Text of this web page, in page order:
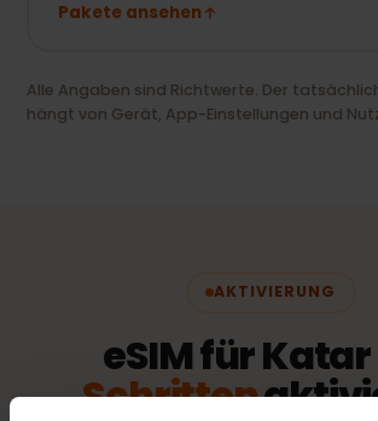
Pakete ansehen
Alle Angaben sind Richtwerte. Der
hängt von Gerät, App-Einstellungen und
AKTIVIERUNG
eSIM für
Schritten